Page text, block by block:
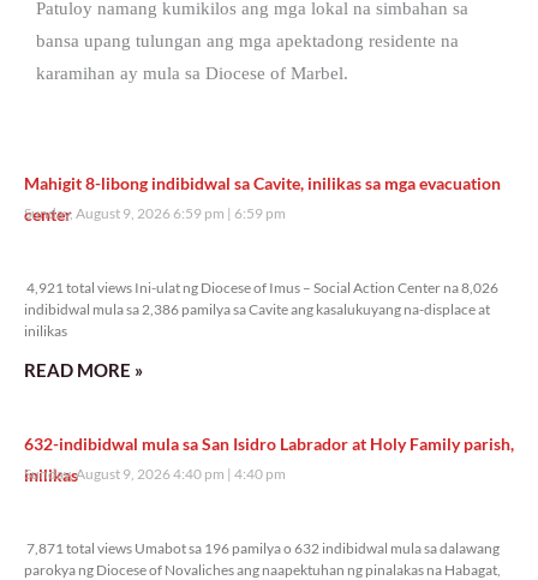
Patuloy namang kumikilos ang mga lokal na simbahan sa
bansa upang tulungan ang mga apektadong residente na
karamihan ay mula sa Diocese of Marbel.
Mahigit 8-libong indibidwal sa Cavite, inilikas sa mga evacuation
center
Sunday, August 9, 2026 6:59 pm 6:59 pm
4,921 total views Ini-ulat ng Diocese of Imus – Social Action Center na 8,026
indibidwal mula sa 2,386 pamilya sa Cavite ang kasalukuyang na-displace at
inilikas
READ MORE »
632-indibidwal mula sa San Isidro Labrador at Holy Family parish,
inilikas
Sunday, August 9, 2026 4:40 pm 4:40 pm
7,871 total views Umabot sa 196 pamilya o 632 indibidwal mula sa dalawang
parokya ng Diocese of Novaliches ang naapektuhan ng pinalakas na Habagat,